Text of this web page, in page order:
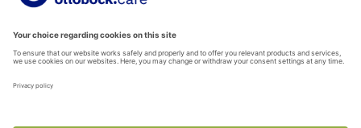
Tietosuojakäytäntö
Privacy Policy
Soittohinnat oman operaattorin matkapuhelin- tai
paikallispuhelumaksun mukaisesti.
Voit tilata kaikkia verkkokuvaston tuotteita myyntipalvelustamme!